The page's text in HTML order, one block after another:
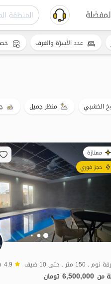
الخشبي منظر جميل
ممتازة
حجز فوري
4.9
(19
من 6,500,000 تومان
عدد الأسرّة والغرف